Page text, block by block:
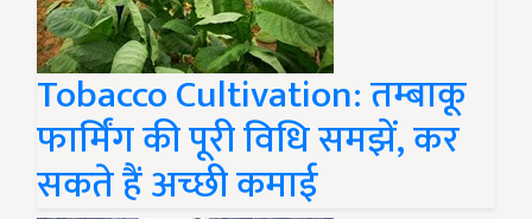
Tobacco Cultivation: तम्बाकू
फार्मिंग की पूरी विधि समझें, कर
सकते हैं अच्छी कमाई